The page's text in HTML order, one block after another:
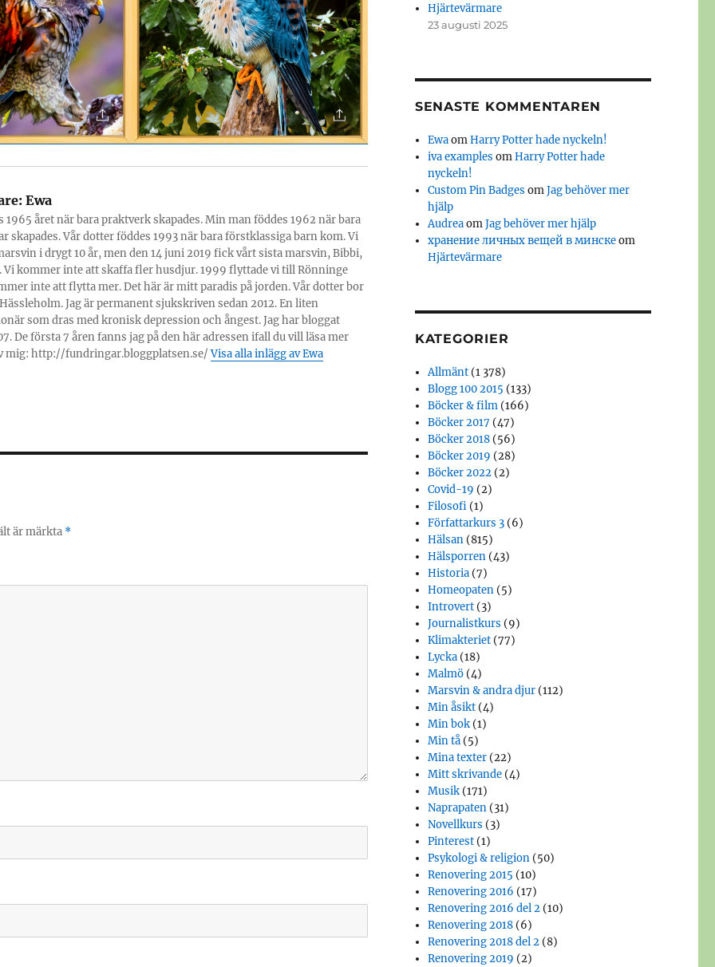
Ewa
1965 året när bara praktverk skapades. Min man föddes 1962 när bara
skapades. Vår dotter föddes 1993 när bara förstklassiga barn kom. Vi
i drygt 10 år, men den 14 juni 2019 fick vårt sista marsvin, Bibbi,
Vi kommer inte att skaffa fler husdjur. 1999 flyttade vi till Rönninge
inte att flytta mer. Det här är mitt paradis på jorden. Vår dotter bor
Jag är permanent sjukskriven sedan 2012. En liten
som dras med kronisk depression och ångest. Jag har bloggat
De första 7 åren fanns jag på den här adressen ifall du vill läsa mer
mig: http://fundringar.bloggplatsen.se/Visa alla inlägg av Ewa
är märkta *
Hjärtevärmare
23 augusti 2025
SENASTE KOMMENTAREN
EwaomHarry Potter hade nyckeln!
iva examples omHarry Potter hade
nyckeln!
Custom Pin Badges omJag behöver mer
hjälp
AudreaomJag behöver mer hjälp
хранение личных вещей в минскеom
Hjärtevärmare
KATEGORIER
Allmänt (1 378)
Blogg 100 2015 (133)
Böcker & film (166)
Böcker 2017 (47)
Böcker 2018 (56)
Böcker 2019 (28)
Böcker 2022 (2)
Covid-19 (2)
Filosofi (1)
Författarkurs 3 (6)
Hälsan (815)
Hälsporren (43)
Historia (7)
Homeopaten (5)
Introvert (3)
Journalistkurs (9)
Klimakteriet (77)
Lycka (18)
Malmö (4)
Marsvin & andra djur (112)
Min åsikt (4)
Min bok (1)
Min tå (5)
Mina texter (22)
Mitt skrivande (4)
Musik (171)
Naprapaten (31)
Novellkurs (3)
Pinterest (1)
Psykologi & religion (50)
Renovering 2015 (10)
Renovering 2016 (17)
Renovering 2016 del 2 (10)
Renovering 2018 (6)
Renovering 2018 del 2 (8)
Renovering 2019 (2)